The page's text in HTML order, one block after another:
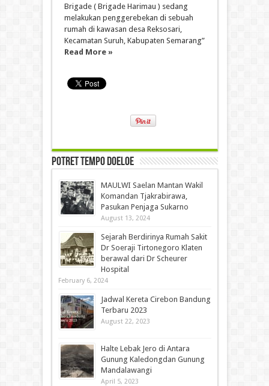
Brigade ( Brigade Harimau ) sedang
melakukan penggerebekan di sebuah
rumah di kawasan desa Reksosari,
Kecamatan Suruh, Kabupaten Semarang”
Read More »
Potret Tempo Doeloe
MAULWI Saelan Mantan Wakil
Komandan Tjakrabirawa,
Pasukan Penjaga Sukarno
August 13, 2024
Sejarah Berdirinya Rumah Sakit
Dr Soeraji Tirtonegoro Klaten
berawal dari Dr Scheurer
Hospital
February 6, 2024
Jadwal Kereta Cirebon Bandung
Terbaru 2023
August 22, 2023
Halte Lebak Jero di Antara
Gunung Kaledongdan Gunung
Mandalawangi
April 5, 2023